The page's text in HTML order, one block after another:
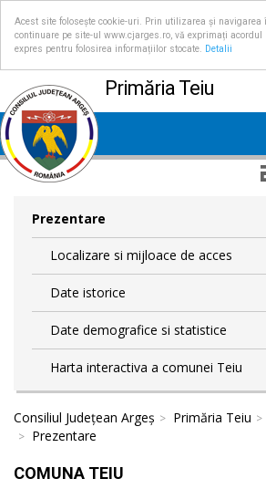
Acest site folosește cookie-uri. Prin utilizarea și navigarea
continuare pe site-ul www.cjarges.ro, vă exprimați acordul
expres pentru folosirea informațiilor stocate.
Detalii
Primăria Teiu
Prezentare
Localizare si mijloace de acces
Date istorice
Date demografice si statistice
Harta interactiva a comunei Teiu
Consiliul Județean Argeș Primăria Teiu
Prezentare
COMUNA TEIU